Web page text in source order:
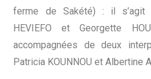
ferme de Sakété) : il s’agit
HEVIEFO et Georgette
accompagnées de deux
Patricia KOUNNOU et Albertine